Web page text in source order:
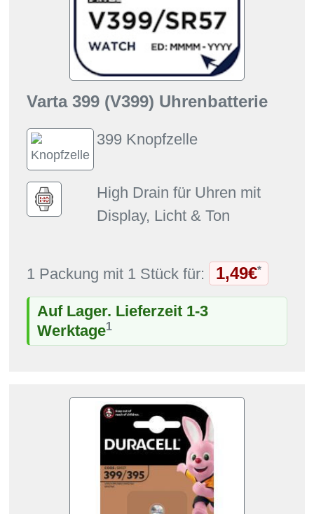
Varta 399 (V399) Uhrenbatterie
399 Knopfzelle
High Drain für Uhren mit
Display, Licht & Ton
1 Packung mit 1 Stück für: 1,49€*
Auf Lager. Lieferzeit 1-3
Werktage1